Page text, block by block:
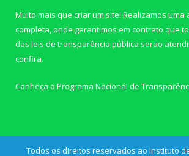
Muito mais que criar um site! Realizamos uma
completa, onde garantimos em contrato que
das leis de transparência pública serão
confira.
Conheça o Programa Nacional de
Todos os direitos reservados ao Instituto